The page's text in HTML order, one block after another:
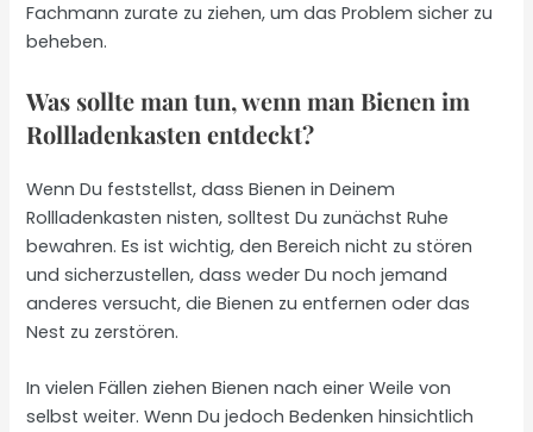
Fachmann zurate zu ziehen, um das Problem sicher zu
beheben.
Was sollte man tun, wenn man Bienen im
Rollladenkasten entdeckt?
Wenn Du feststellst, dass Bienen in Deinem
Rollladenkasten nisten, solltest Du zunächst Ruhe
bewahren. Es ist wichtig, den Bereich nicht zu stören
und sicherzustellen, dass weder Du noch jemand
anderes versucht, die Bienen zu entfernen oder das
Nest zu zerstören.
In vielen Fällen ziehen Bienen nach einer Weile von
selbst weiter. Wenn Du jedoch Bedenken hinsichtlich